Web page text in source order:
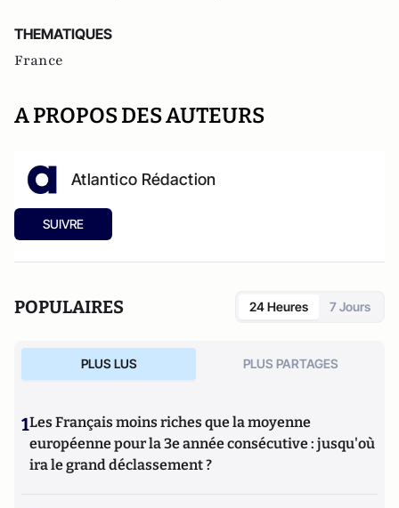
THEMATIQUES
France
A PROPOS DES AUTEURS
Atlantico Rédaction
SUIVRE
POPULAIRES 24 Heures 7 Jours
PLUS LUS PLUS PARTAGES
1Les Français moins riches que la moyenne
européenne pour la 3e année consécutive : jusqu'où
ira le grand déclassement ?